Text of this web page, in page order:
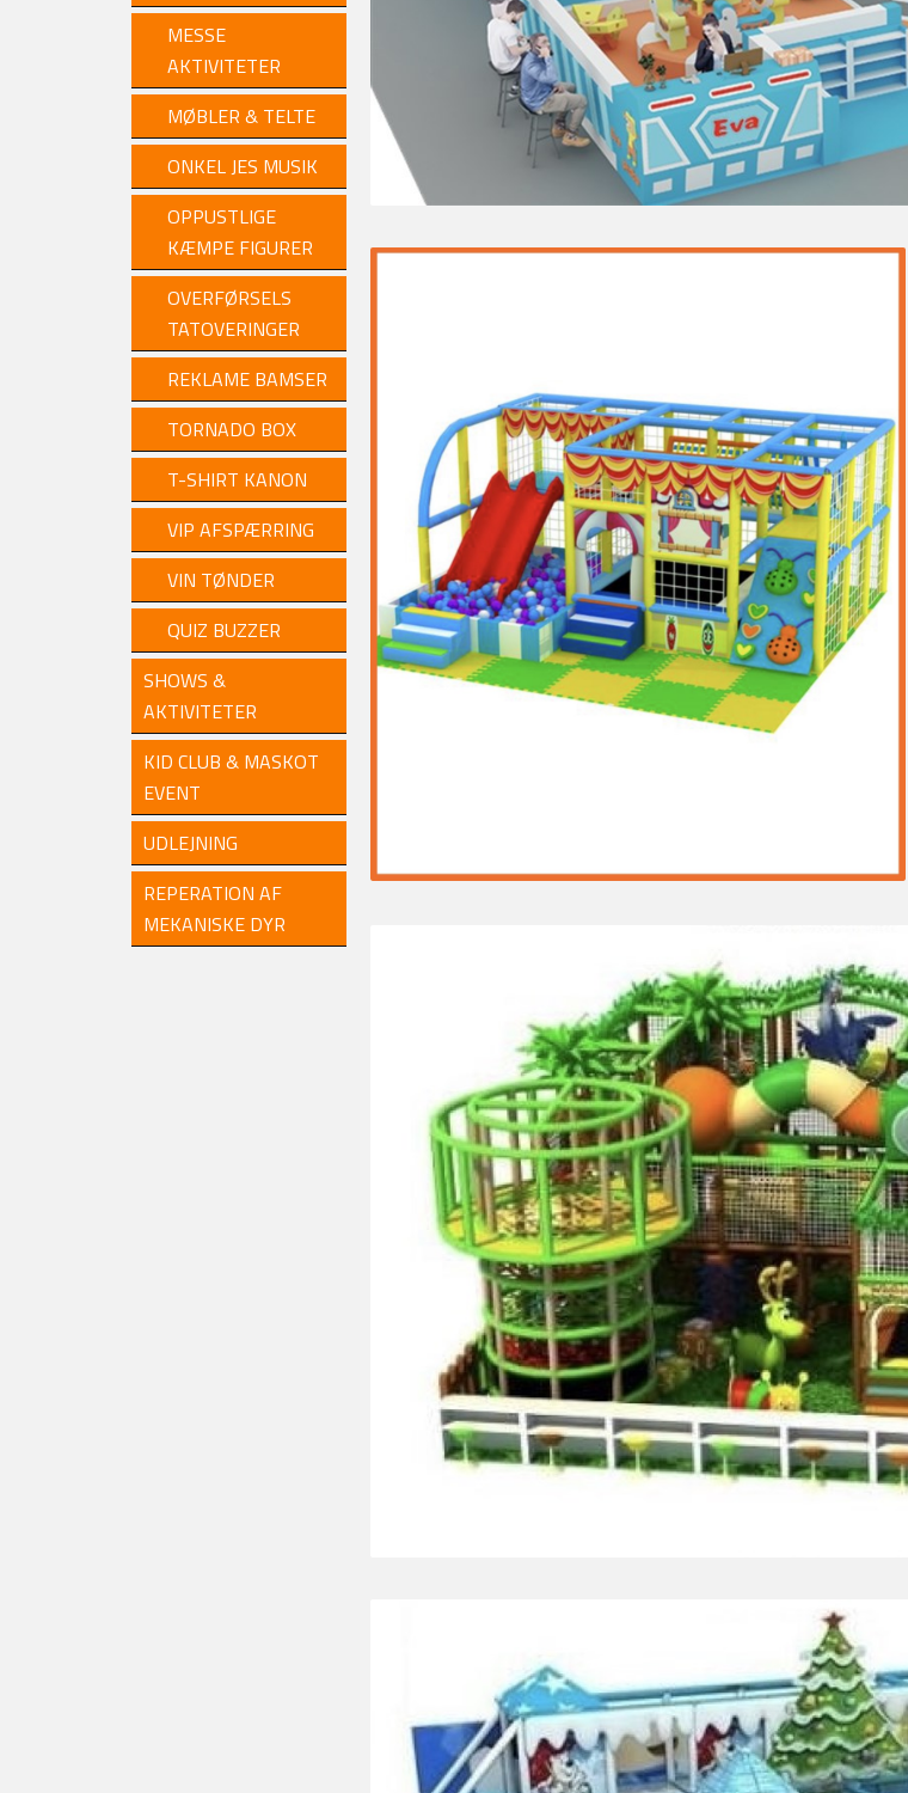
MESSE
AKTIVITETER
MØBLER & TELTE
ONKEL JES MUSIK
OPPUSTLIGE
KÆMPE FIGURER
OVERFØRSELS
TATOVERINGER
REKLAME BAMSER
TORNADO BOX
T-SHIRT KANON
VIP AFSPÆRRING
VIN TØNDER
QUIZ BUZZER
SHOWS &
AKTIVITETER
KID CLUB & MASKOT
EVENT
UDLEJNING
REPERATION AF
MEKANISKE DYR